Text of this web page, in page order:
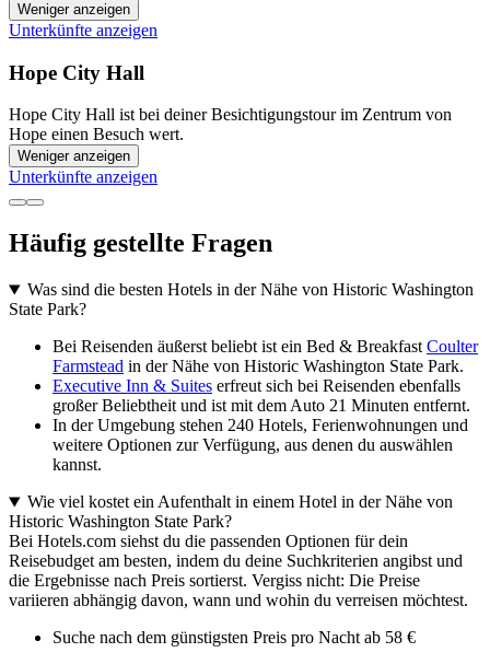
Weniger anzeigen
Unterkünfte anzeigen
Hope City Hall
Hope City Hall ist bei deiner Besichtigungstour im Zentrum von
Hope einen Besuch wert.
Weniger anzeigen
Unterkünfte anzeigen
Häufig gestellte Fragen
Was sind die besten Hotels in der Nähe von Historic Washington
State Park?
Bei Reisenden äußerst beliebt ist ein Bed & Breakfast Coulter
Farmstead in der Nähe von Historic Washington State Park.
Executive Inn & Suites erfreut sich bei Reisenden ebenfalls
großer Beliebtheit und ist mit dem Auto 21 Minuten entfernt.
In der Umgebung stehen 240 Hotels, Ferienwohnungen und
weitere Optionen zur Verfügung, aus denen du auswählen
kannst.
Wie viel kostet ein Aufenthalt in einem Hotel in der Nähe von
Historic Washington State Park?
Bei Hotels.com siehst du die passenden Optionen für dein
Reisebudget am besten, indem du deine Suchkriterien angibst und
die Ergebnisse nach Preis sortierst. Vergiss nicht: Die Preise
variieren abhängig davon, wann und wohin du verreisen möchtest.
Suche nach dem günstigsten Preis pro Nacht ab 58 €